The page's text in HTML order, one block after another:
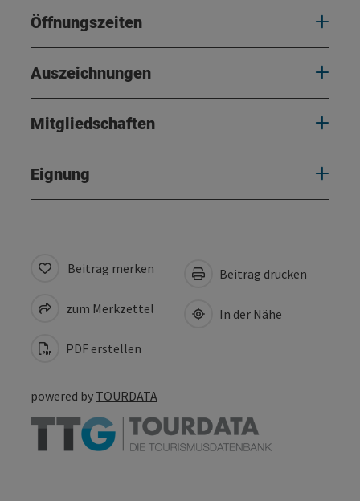
Öffnungszeiten
Auszeichnungen
Mitgliedschaften
Eignung
Beitrag merken
zum Merkzettel
PDF erstellen
Beitrag drucken
In der Nähe
powered by TOURDATA